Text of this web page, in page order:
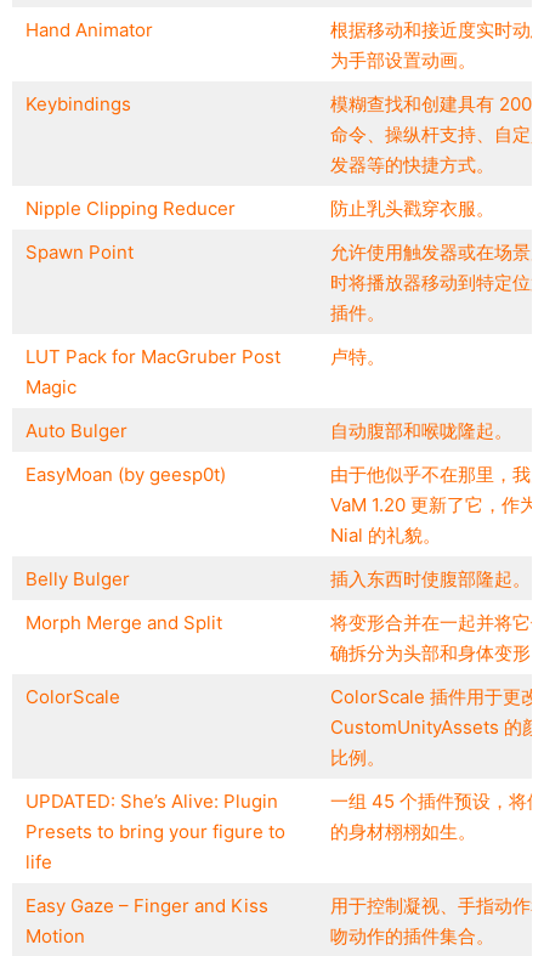
Hand Animator
根据移动和接近度实时动
为手部设置动画。
Keybindings
模糊查找和创建具有 200
命令、操纵杆支持、自定
发器等的快捷方式。
Nipple Clipping Reducer
防止乳头戳穿衣服。
Spawn Point
允许使用触发器或在场景
时将播放器移动到特定位
插件。
LUT Pack for MacGruber Post
Magic
卢特。
Auto Bulger
自动腹部和喉咙隆起。
EasyMoan (by geesp0t)
由于他似乎不在那里，我
VaM 1.20 更新了它，作为
Nial 的礼貌。
Belly Bulger
插入东西时使腹部隆起。
Morph Merge and Split
将变形合并在一起并将它
确拆分为头部和身体变形
ColorScale
ColorScale 插件用于更改
CustomUnityAssets 的
比例。
UPDATED: She’s Alive: Plugin
Presets to bring your figure to
life
一组 45 个插件预设，将
的身材栩栩如生。
Easy Gaze – Finger and Kiss
Motion
用于控制凝视、手指动作
吻动作的插件集合。